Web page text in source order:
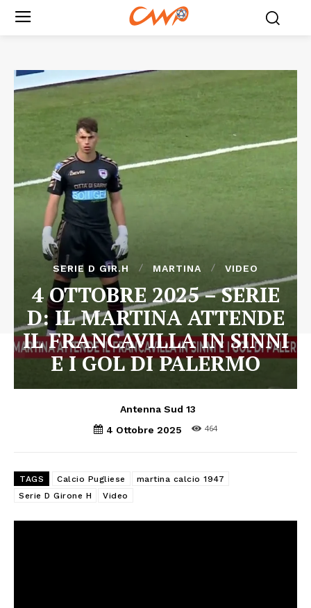
SERIE D GIR.H MARTINA VIDEO
4 OTTOBRE 2025 – SERIE
D: IL MARTINA ATTENDE
IL FRANCAVILLA IN SINNI
E I GOL DI PALERMO
Antenna Sud 13
4 Ottobre 2025
464
TAGS Calcio Pugliese
martina calcio 1947
Serie D Girone H
Video